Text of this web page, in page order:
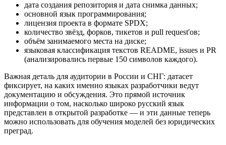
дата создания репозитория и дата снимка данных;
основной язык программирования;
лицензия проекта в формате SPDX;
количество звёзд, форков, тикетов и pull request'ов;
объём занимаемого места на диске;
языковая классификация текстов README, issues и PR
(анализировались первые 150 символов каждого).
Важная деталь для аудитории в России и СНГ: датасет
фиксирует, на каких именно языках разработчики ведут
документацию и обсуждения. Это прямой источник
информации о том, насколько широко русский язык
представлен в открытой разработке — и эти данные теперь
можно использовать для обучения моделей без юридических
преград.